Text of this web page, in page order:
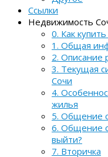
Ссылки
Недвижимость
0. Как
1. Общая
2. Описание
3. Текущая
Сочи
4.
жилья
5. Общение
6. Общение
выйти?
7. Вторичка